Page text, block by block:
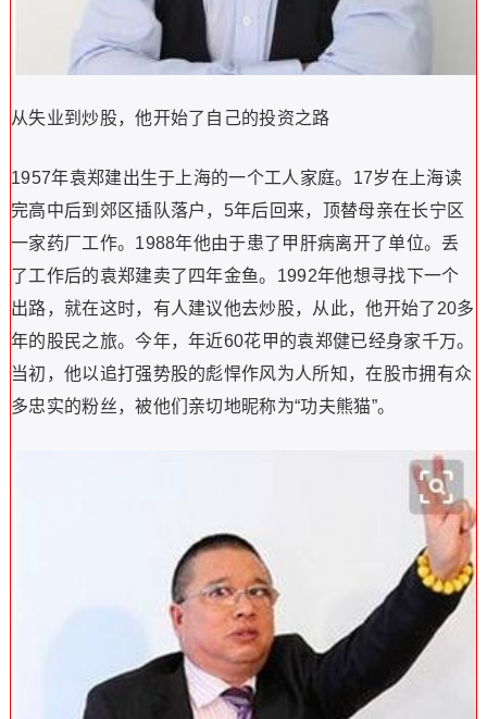
从失业到炒股，他开始了自己的投资之路
1957年袁郑建出生于上海的一个工人家庭。17岁在上海读
完高中后到郊区插队落户，5年后回来，顶替母亲在长宁区
一家药厂工作。1988年他由于患了甲肝病离开了单位。丢
了工作后的袁郑建卖了四年金鱼。1992年他想寻找下一个
出路，就在这时，有人建议他去炒股，从此，他开始了20多
年的股民之旅。今年，年近60花甲的袁郑健已经身家千万。
当初，他以追打强势股的彪悍作风为人所知，在股市拥有众
多忠实的粉丝，被他们亲切地昵称为“功夫熊猫”。